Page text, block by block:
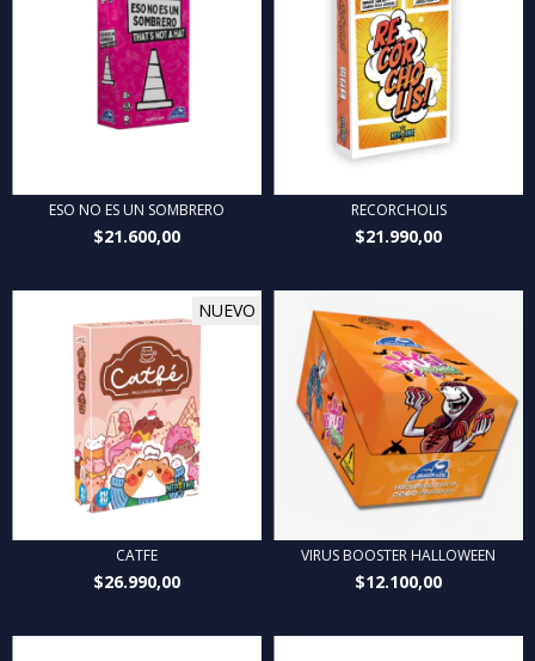
ESO NO ES UN SOMBRERO
$21.600,00
RECORCHOLIS
$21.990,00
NUEVO
CATFE
$26.990,00
VIRUS BOOSTER HALLOWEEN
$12.100,00